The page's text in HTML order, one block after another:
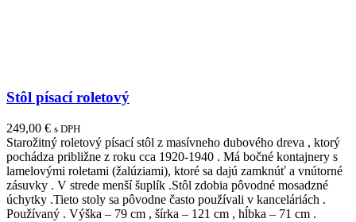
Stôl písací roletový
249,00 € s DPH
Starožitný roletový písací stôl z masívneho dubového dreva , ktorý
pochádza približne z roku cca 1920-1940 . Má bočné kontajnery s
lamelovými roletami (žalúziami), ktoré sa dajú zamknúť a vnútorné
zásuvky . V strede menší šuplík .Stôl zdobia pôvodné mosadzné
úchytky .Tieto stoly sa pôvodne často používali v kanceláriách .
Používaný . Výška – 79 cm , šírka – 121 cm , hĺbka – 71 cm .